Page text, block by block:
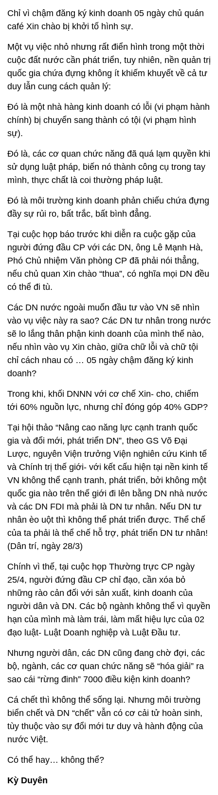
Chỉ vì chậm đăng ký kinh doanh 05 ngày chủ quán
café Xin chào bị khởi tố hình sự.
Một vụ việc nhỏ nhưng rất điển hình trong một thời
cuộc đất nước cần phát triển, tuy nhiên, nền quản trị
quốc gia chứa đựng không ít khiếm khuyết về cả tư
duy lẫn cung cách quản lý:
Đó là một nhà hàng kinh doanh có lỗi (vi phạm hành
chính) bị chuyển sang thành có tội (vi phạm hình
sự).
Đó là, các cơ quan chức năng đã quá lạm quyền khi
sử dụng luật pháp, biến nó thành công cụ trong tay
mình, thực chất là coi thường pháp luật.
Đó là môi trường kinh doanh phản chiếu chứa đựng
đầy sự rủi ro, bất trắc, bất bình đẳng.
Tại cuộc họp báo trước khi diễn ra cuộc gặp của
người đứng đầu CP với các DN, ông Lê Mạnh Hà,
Phó Chủ nhiệm Văn phòng CP đã phải nói thẳng,
nếu chủ quan Xin chào “thua”, có nghĩa mọi DN đều
có thể đi tù.
Các DN nước ngoài muốn đầu tư vào VN sẽ nhìn
vào vụ việc này ra sao? Các DN tư nhân trong nước
sẽ lo lắng thân phận kinh doanh của mình thế nào,
nếu nhìn vào vụ Xin chào, giữa chữ lỗi và chữ tội
chỉ cách nhau có … 05 ngày chậm đăng ký kinh
doanh?
Trong khi, khối DNNN với cơ chế Xin- cho, chiếm
tới 60% nguồn lực, nhưng chỉ đóng góp 40% GDP?
Tại hội thảo “Nâng cao năng lực cạnh tranh quốc
gia và đổi mới, phát triển DN”, theo GS Võ Đại
Lược, nguyên Viện trưởng Viện nghiên cứu Kinh tế
và Chính trị thế giới- với kết cấu hiện tại nền kinh tế
VN không thể cạnh tranh, phát triển, bởi không một
quốc gia nào trên thế giới đi lên bằng DN nhà nước
và các DN FDI mà phải là DN tư nhân. Nếu DN tư
nhân èo uột thì không thể phát triển được. Thể chế
của ta phải là thể chế hỗ trợ, phát triển DN tư nhân!
(Dân trí, ngày 28/3)
Chính vì thế, tại cuộc họp Thường trực CP ngày
25/4, người đứng đầu CP chỉ đạo, cần xóa bỏ
những rào cản đối với sản xuất, kinh doanh của
người dân và DN. Các bộ ngành không thể vì quyền
hạn của mình mà làm trái, làm mất hiệu lực của 02
đạo luật- Luật Doanh nghiệp và Luật Đầu tư.
Nhưng người dân, các DN cũng đang chờ đợi, các
bộ, ngành, các cơ quan chức năng sẽ “hóa giải” ra
sao cái “rừng đinh” 7000 điều kiện kinh doanh?
Cá chết thì không thể sống lại. Nhưng môi trường
biển chết và DN “chết” vẫn có cơ cải tử hoàn sinh,
tùy thuộc vào sự đổi mới tư duy và hành động của
nước Việt.
Có thể hay… không thể?
Kỳ Duyên